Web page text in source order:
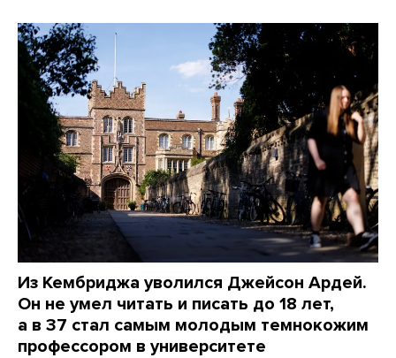
Из Кембриджа уволился Джейсон Ардей.
Он не умел читать и писать до 18 лет,
а в 37 стал самым молодым темнокожим
профессором в университете